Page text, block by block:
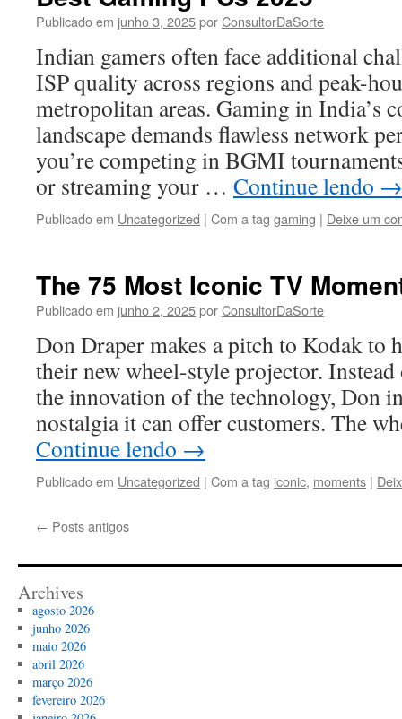
Publicado em junho 3, 2025porConsultorDaSorte
Indian gamers often face additional
ISP quality across regions and peak-
metropolitan areas. Gaming in India’s
landscape demands flawless network
you’re competing in BGMI
or streaming your … Continue lendo →
Publicado em Uncategorized | Com a tag gaming | Deixe um
The 75 Most Iconic TV
Publicado em junho 2, 2025porConsultorDaSorte
Don Draper makes a pitch to Kodak to
their new wheel-style projector.
the innovation of the technology, Don
nostalgia it can offer customers. The
Continue lendo →
Publicado em Uncategorized | Com a tag iconic, moments |
← Posts antigos
Archives
agosto 2026
junho 2026
maio 2026
abril 2026
março 2026
fevereiro 2026